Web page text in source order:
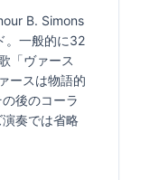
B. Simons
。一般的に32
「ヴァース
ースは物語的
後のコーラ
奏では省略